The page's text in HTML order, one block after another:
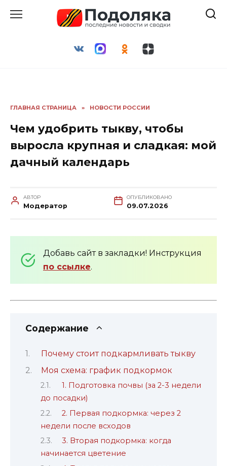
ГЛАВНАЯ СТРАНИЦА » НОВОСТИ РОССИИ
Чем удобрить тыкву, чтобы
выросла крупная и сладкая: мой
дачный календарь
АВТОР
Модератор
ОПУБЛИКОВАНО
09.07.2026
Добавь сайт в закладки! Инструкция
по ссылке.
Содержание
Почему стоит подкармливать тыкву
Моя схема: график подкормок
1. Подготовка почвы (за 2-3 недели
до посадки)
2. Первая подкормка: через 2
недели после всходов
3. Вторая подкормка: когда
начинается цветение